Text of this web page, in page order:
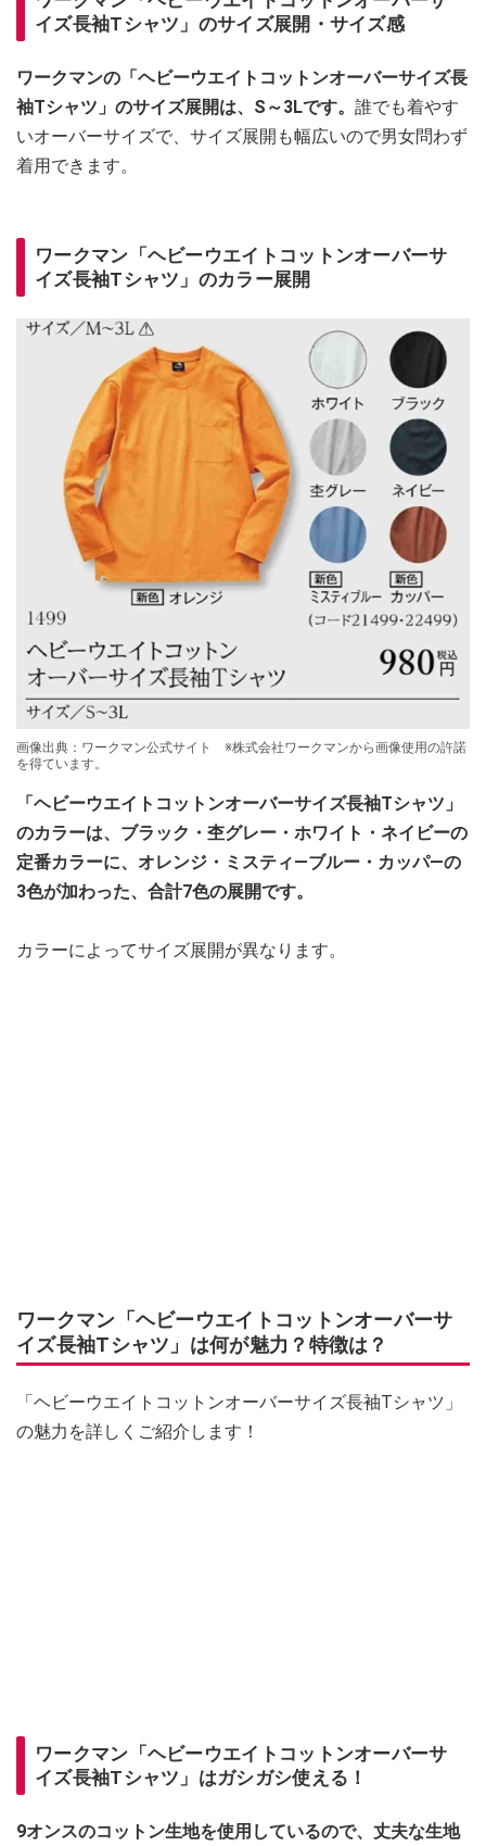
イズ長袖Tシャツ」のサイズ展開・サイズ感
ワークマンの「ヘビーウエイトコットンオーバーサイズ長
袖Tシャツ」のサイズ展開は、S～3Lです。 誰でも着やす
いオーバーサイズで、サイズ展開も幅広いので男女問わず
着用できます。
ワークマン「ヘビーウエイトコットンオーバーサ
イズ長袖Tシャツ」のカラー展開
画像出典：ワークマン公式サイト ※株式会社ワークマンから画像使用の許諾
を得ています。
「ヘビーウエイトコットンオーバーサイズ長袖Tシャツ」
のカラーは、ブラック・杢グレー・ホワイト・ネイビーの
定番カラーに、オレンジ・ミスティ―ブルー・カッパ―の
3色が加わった、合計7色の展開です。
カラーによってサイズ展開が異なります。
ワークマン「ヘビーウエイトコットンオーバーサ
イズ長袖Tシャツ」は何が魅力？特徴は？
「ヘビーウエイトコットンオーバーサイズ長袖Tシャツ」
の魅力を詳しくご紹介します！
ワークマン「ヘビーウエイトコットンオーバーサ
イズ長袖Tシャツ」はガシガシ使える！
9オンスのコットン生地を使用しているので、丈夫な生地